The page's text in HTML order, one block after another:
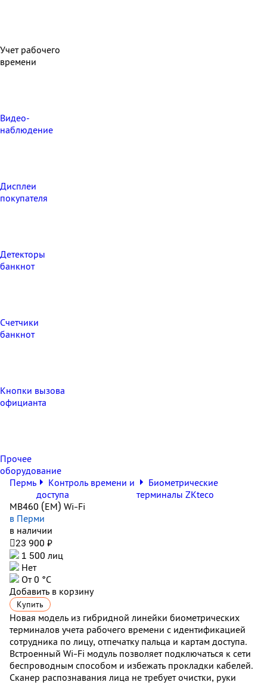
Учет рабочего
времени
Видео‑
наблюдение
Дисплеи
покупателя
Детекторы
банкнот
Счетчики
банкнот
Кнопки вызова
официанта
Прочее
оборудование
Пермь
Контроль времени и
доступа
Биометрические
терминалы ZKteco
MB460 (EM) Wi-Fi
в Перми
в наличии
23 900 ₽
1 500 лиц
Нет
От 0 °С
Добавить в корзину
Купить
Новая модель из гибридной линейки биометрических
терминалов учета рабочего времени с идентификацией
сотрудника по лицу, отпечатку пальца и картам доступа.
Встроенный Wi-Fi модуль позволяет подключаться к сети
беспроводным способом и избежать прокладки кабелей.
Сканер распознавания лица не требует очистки, руки